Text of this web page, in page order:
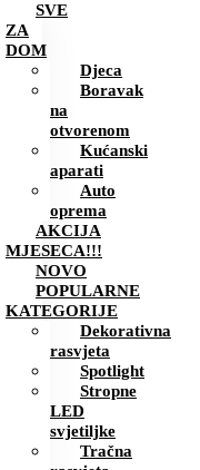
SVE
ZA
DOM
Djeca
Boravak
na
otvorenom
Kućanski
aparati
Auto
oprema
AKCIJA
MJESECA!!!
NOVO
POPULARNE
KATEGORIJE
Dekorativna
rasvjeta
Spotlight
Stropne
LED
svjetiljke
Tračna